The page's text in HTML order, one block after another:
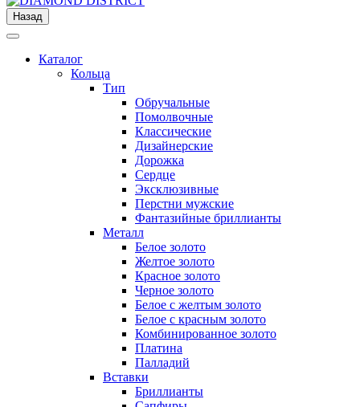
Назад
Каталог
Кольца
Тип
Обручальные
Помолвочные
Классические
Дизайнерские
Дорожка
Сердце
Эксклюзивные
Перстни мужские
Фантазийные бриллианты
Металл
Белое золото
Желтое золото
Красное золото
Черное золото
Белое с желтым золото
Белое с красным золото
Комбинированное золото
Платина
Палладий
Вставки
Бриллианты